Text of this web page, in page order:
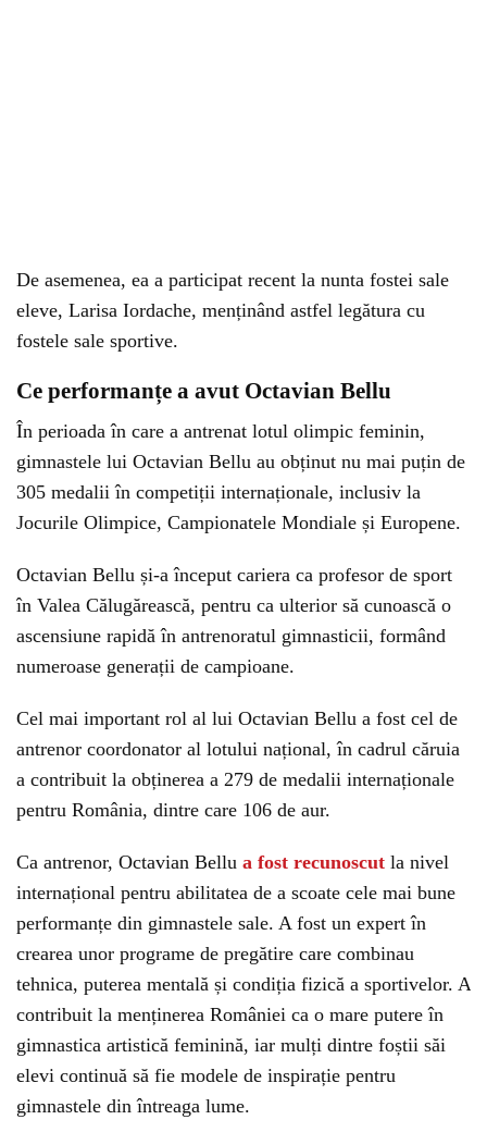
De asemenea, ea a participat recent la nunta fostei sale
eleve, Larisa Iordache, menținând astfel legătura cu
fostele sale sportive.
Ce performanțe a avut Octavian Bellu
În perioada în care a antrenat lotul olimpic feminin,
gimnastele lui Octavian Bellu au obținut nu mai puțin de
305 medalii în competiții internaționale, inclusiv la
Jocurile Olimpice, Campionatele Mondiale și Europene.
Octavian Bellu și-a început cariera ca profesor de sport
în Valea Călugărească, pentru ca ulterior să cunoască o
ascensiune rapidă în antrenoratul gimnasticii, formând
numeroase generații de campioane.
Cel mai important rol al lui Octavian Bellu a fost cel de
antrenor coordonator al lotului național, în cadrul căruia
a contribuit la obținerea a 279 de medalii internaționale
pentru România, dintre care 106 de aur.
Ca antrenor, Octavian Bellu a fost recunoscut la nivel
internațional pentru abilitatea de a scoate cele mai bune
performanțe din gimnastele sale. A fost un expert în
crearea unor programe de pregătire care combinau
tehnica, puterea mentală și condiția fizică a sportivelor. A
contribuit la menținerea României ca o mare putere în
gimnastica artistică feminină, iar mulți dintre foștii săi
elevi continuă să fie modele de inspirație pentru
gimnastele din întreaga lume.